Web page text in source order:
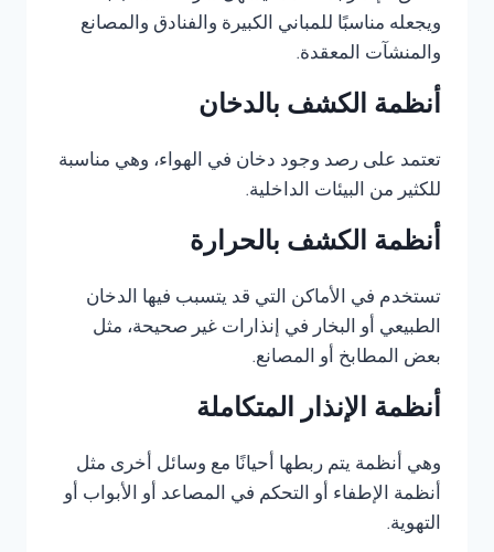
ويجعله مناسبًا للمباني الكبيرة والفنادق والمصانع
والمنشآت المعقدة.
أنظمة الكشف بالدخان
تعتمد على رصد وجود دخان في الهواء، وهي مناسبة
للكثير من البيئات الداخلية.
أنظمة الكشف بالحرارة
تستخدم في الأماكن التي قد يتسبب فيها الدخان
الطبيعي أو البخار في إنذارات غير صحيحة، مثل
بعض المطابخ أو المصانع.
أنظمة الإنذار المتكاملة
وهي أنظمة يتم ربطها أحيانًا مع وسائل أخرى مثل
أنظمة الإطفاء أو التحكم في المصاعد أو الأبواب أو
التهوية.